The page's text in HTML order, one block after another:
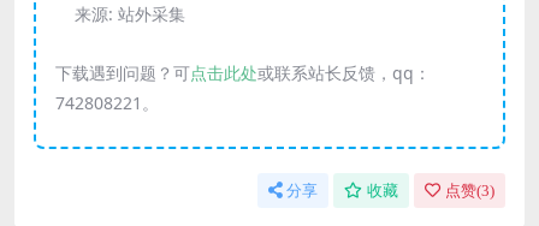
来源: 站外采集
下载遇到问题？可点击此处或联系站长反馈，qq：
742808221。
分享 收藏 点赞(3)